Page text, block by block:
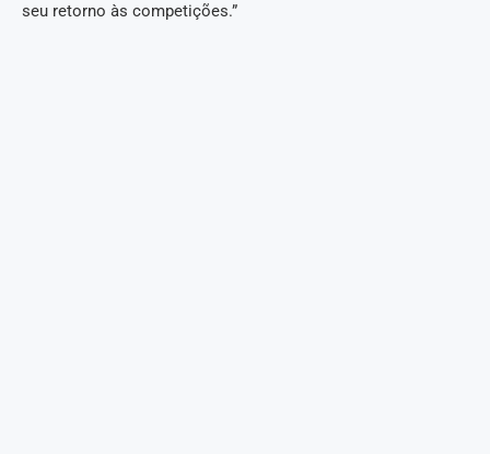
seu retorno às competições.”